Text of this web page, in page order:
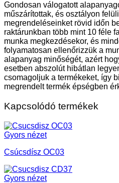
Gondosan válogatott
műszárítottak, és osztályon
megrendeléseinket rövid időn
raktárunkban több mint 10 féle
munka megkezdésekor, és
folyamatosan ellenőrizzük a
alapanyag minőségét, azért
esetben abszolút hibátlan
csomagoljuk a termékeket, így
megrendelt termék épségben
Kapcsolódó termékek
Gyors nézet
Csúcsdísz OC03
Gyors nézet